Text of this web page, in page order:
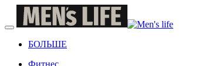
БОЛЬШЕ
Фитнес